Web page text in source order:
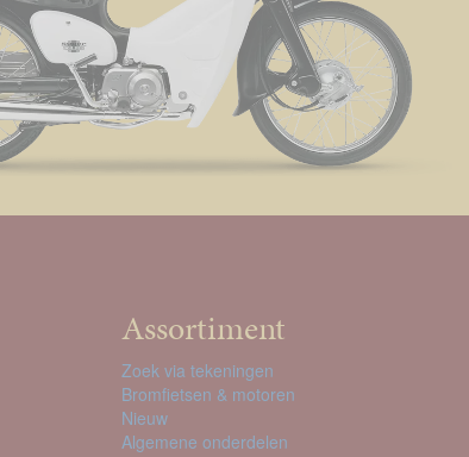
Assortiment
Zoek via tekeningen
Bromfietsen & motoren
Nieuw
Algemene onderdelen